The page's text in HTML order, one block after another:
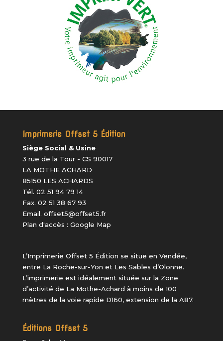
Imprimerie Offset 5 Édition
Siège Social & Usine
3 rue de la Tour - CS 90017
LA MOTHE ACHARD
85150 LES ACHARDS
Tél. 02 51 94 79 14
Fax. 02 51 38 67 93
Email. offset5@offset5.fr
Plan d'accès : Google Map
L’Imprimerie Offset 5 Édition se situe en Vendée,
entre La Roche-sur-Yon et Les Sables d’Olonne.
L’imprimerie est idéalement située sur la Zone
d’activité de La Mothe-Achard à moins de 100
mètres de la voie rapide D160, extension de la A87.
Éditions Offset 5